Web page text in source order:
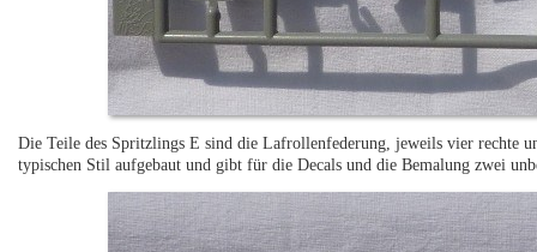
Die Teile des Spritzlings E sind die Lafrollenfederung, jeweils vier rechte
typischen Stil aufgebaut und gibt für die Decals und die Bemalung zwei